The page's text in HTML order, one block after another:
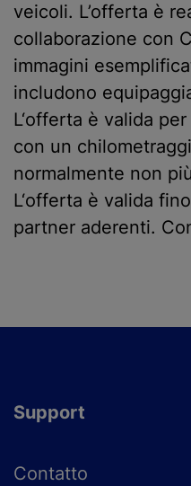
veicoli. L’offerta è
collaborazione con
immagini
includono
L‘offerta è valida
con un
normalmente non
L‘offerta è valida
partner aderenti.
Support
Contatto